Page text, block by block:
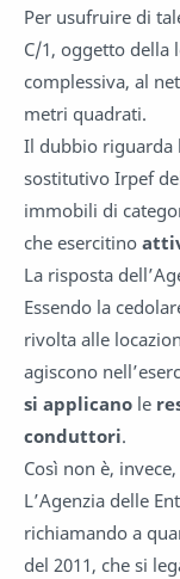
Per usufruire di
C/1, oggetto della
complessiva, al
metri quadrati.
Il dubbio riguarda
sostitutivo Irpef
immobili di
che esercitino
La risposta
Essendo la
rivolta alle
agiscono
si applicano le
conduttori.
Così non è,
L’Agenzia delle
richiamando a
del 2011, che si